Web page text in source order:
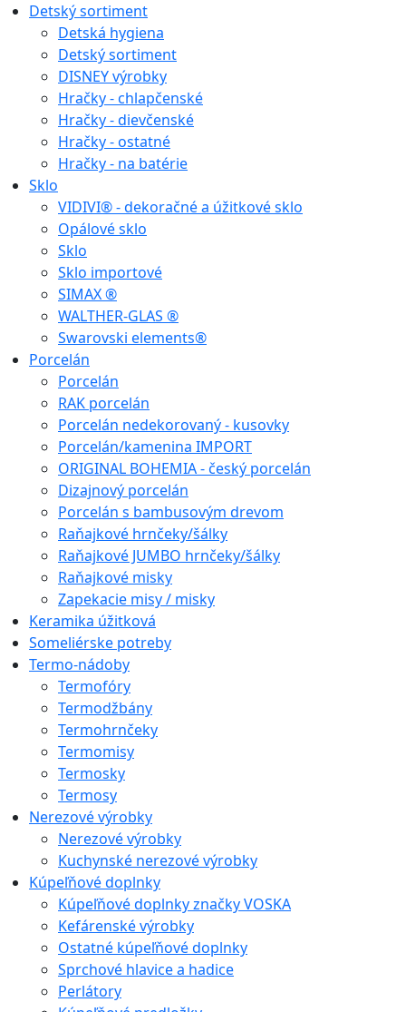
Detský sortiment
Detská hygiena
Detský sortiment
DISNEY výrobky
Hračky - chlapčenské
Hračky - dievčenské
Hračky - ostatné
Hračky - na batérie
Sklo
VIDIVI® - dekoračné a úžitkové sklo
Opálové sklo
Sklo
Sklo importové
SIMAX ®
WALTHER-GLAS ®
Swarovski elements®
Porcelán
Porcelán
RAK porcelán
Porcelán nedekorovaný - kusovky
Porcelán/kamenina IMPORT
ORIGINAL BOHEMIA - český porcelán
Dizajnový porcelán
Porcelán s bambusovým drevom
Raňajkové hrnčeky/šálky
Raňajkové JUMBO hrnčeky/šálky
Raňajkové misky
Zapekacie misy / misky
Keramika úžitková
Someliérske potreby
Termo-nádoby
Termofóry
Termodžbány
Termohrnčeky
Termomisy
Termosky
Termosy
Nerezové výrobky
Nerezové výrobky
Kuchynské nerezové výrobky
Kúpeľňové doplnky
Kúpeľňové doplnky značky VOSKA
Kefárenské výrobky
Ostatné kúpeľňové doplnky
Sprchové hlavice a hadice
Perlátory